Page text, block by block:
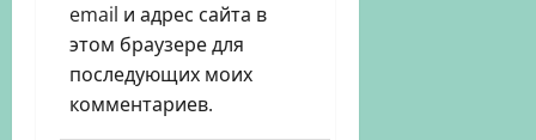
email и адрес сайта в
этом браузере для
последующих моих
комментариев.